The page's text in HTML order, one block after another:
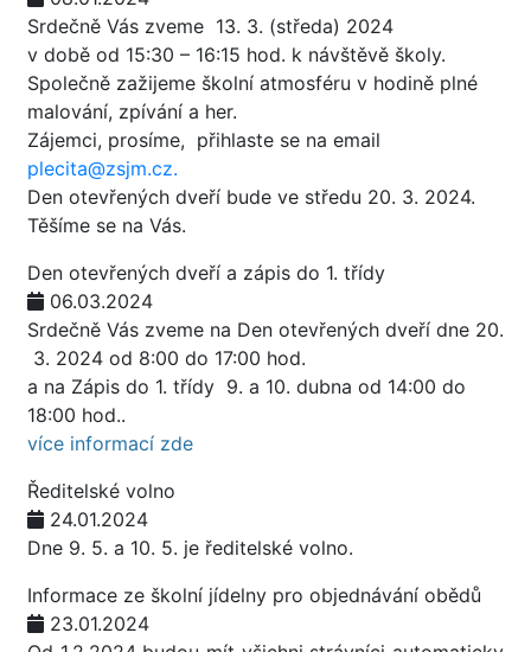
Srdečně Vás zveme 13. 3. (středa) 2024
v době od 15:30 – 16:15 hod. k návštěvě školy.
Společně zažijeme školní atmosféru v hodině plné
malování, zpívání a her.
Zájemci, prosíme, přihlaste se na email
plecita@zsjm.cz.
Den otevřených dveří bude ve středu 20. 3. 2024.
Těšíme se na Vás.
Den otevřených dveří a zápis do 1. třídy
06.03.2024
Srdečně Vás zveme na Den otevřených dveří dne 20.
3. 2024 od 8:00 do 17:00 hod.
a na Zápis do 1. třídy 9. a 10. dubna od 14:00 do
18:00 hod..
více informací zde
Ředitelské volno
24.01.2024
Dne 9. 5. a 10. 5. je ředitelské volno.
Informace ze školní jídelny pro objednávání obědů
23.01.2024